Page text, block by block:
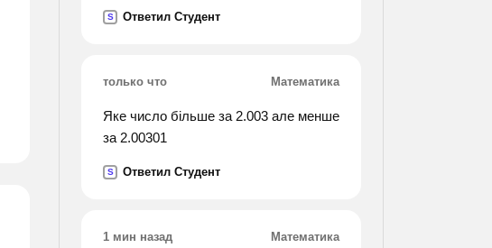
поломке велосипеда, если при
S Ответил Студент
только что Математика
Яке число більше за 2.003 але менше
за 2.00301
S Ответил Студент
1 мин назад Математика